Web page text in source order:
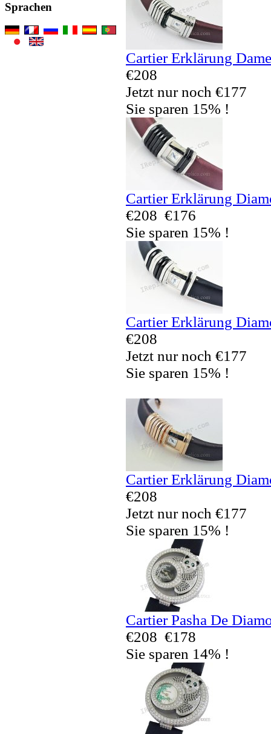
Sprachen
Cartier Erklärung
€208
Jetzt nur noch €177
Sie sparen 15% !
Cartier Erklärung
€208 €176
Sie sparen 15% !
Cartier Erklärung
€208
Jetzt nur noch €177
Sie sparen 15% !
Cartier Erklärung
€208
Jetzt nur noch €177
Sie sparen 15% !
Cartier Pasha De
€208 €178
Sie sparen 14% !